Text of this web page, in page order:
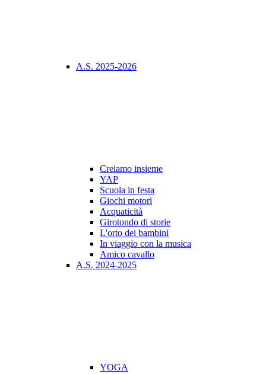
A.S. 2025-2026
Creiamo insieme
YAP
Scuola in festa
Giochi motori
Acquaticità
Girotondo di storie
L'orto dei bambini
In viaggio con la musica
Amico cavallo
A.S. 2024-2025
YOGA